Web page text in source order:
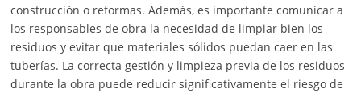
construcción o reformas. Además, es importante comunicar a
los responsables de obra la necesidad de limpiar bien los
residuos y evitar que materiales sólidos puedan caer en las
tuberías. La correcta gestión y limpieza previa de los residuos
durante la obra puede reducir significativamente el riesgo de